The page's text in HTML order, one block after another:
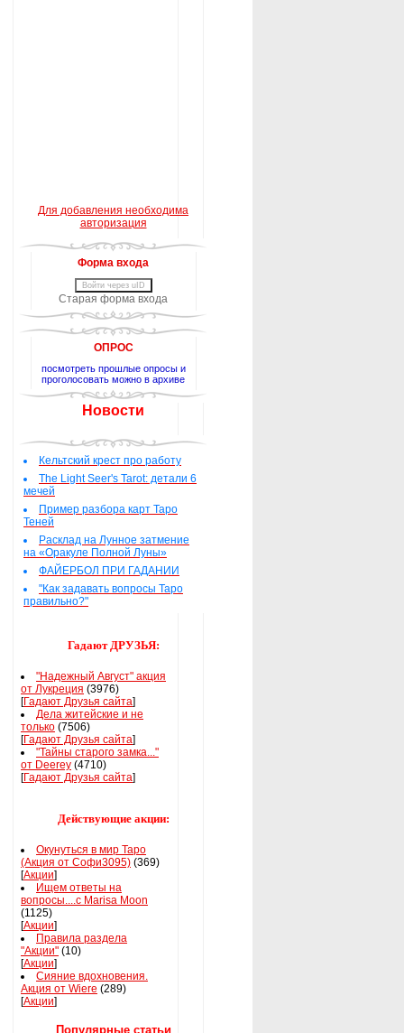
Для добавления необходима
авторизация
Форма входа
Войти через uID
Старая форма входа
ОПРОС
посмотреть прошлые опросы и
проголосовать можно в архиве
Новости
Кельтский крест про работу
The Light Seer's Tarot: детали 6
мечей
Пример разбора карт Таро
Теней
Расклад на Лунное затмение
на «Оракуле Полной Луны»
ФАЙЕРБОЛ ПРИ ГАДАНИИ
"Как задавать вопросы Таро
правильно?"
Гадают ДРУЗЬЯ:
"Надежный Август" акция
от Лукреция (3976)
[Гадают Друзья сайта]
Дела житейские и не
только (7506)
[Гадают Друзья сайта]
"Тайны старого замка..."
от Deerey (4710)
[Гадают Друзья сайта]
Действующие акции:
Окунуться в мир Таро
(Акция от Софи3095) (369)
[Акции]
Ищем ответы на
вопросы....с Marisa Moon
(1125)
[Акции]
Правила раздела
"Акции" (10)
[Акции]
Сияние вдохновения.
Акция от Wiere (289)
[Акции]
Популярные статьи